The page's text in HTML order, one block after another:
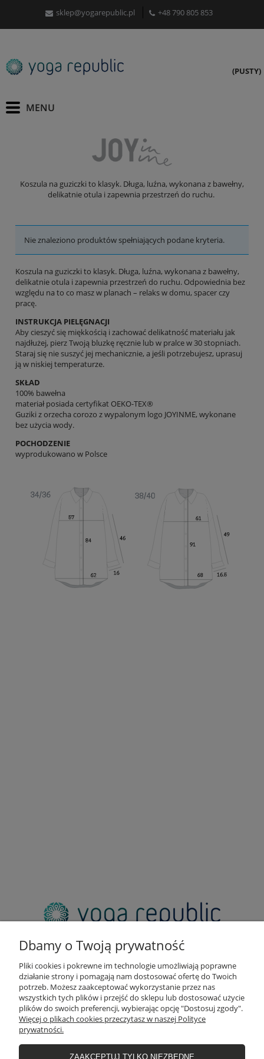
sklep@yogarepublic.pl +48 790 805 853
(PUSTY)
Koszula na guziczki to klasyk. Długa, luźna, wykonana z bawełny,
delikatnie otula i zapewnia przestrzeń do ruchu.
Nie znaleziono produktów spełniających podane kryteria.
Koszula na guziczki to klasyk. Długa, luźna, wykonana z bawełny,
delikatnie otula i zapewnia przestrzeń do ruchu. Odpowiednia bez
względu na to co masz w planach – relaks w domu, spacer czy
pracę.
INSTRUKCJA PIELĘGNACJI
Aby cieszyć się miękkością i zachować delikatność materiału jak
najdłużej, pierz Twoją bluzkę ręcznie lub w pralce w 30 stopniach.
Staraj się nie suszyć jej mechanicznie, a jeśli potrzebujesz, uprasuj
ją w niskiej temperaturze.
SKŁAD
100% bawełna
materiał posiada certyfikat OEKO-TEX®
Guziki z orzecha corozo z wypalonym logo JOYINME, wykonane
bez użycia wody.
POCHODZENIE
wyprodukowano w Polsce
email:
sklep@yogarepublic.pl
telefon:
+48 790 805 853
INFO
Dbamy o Twoją prywatność
Pliki cookies i pokrewne im technologie umożliwiają poprawne
działanie strony i pomagają nam dostosować ofertę do Twoich
potrzeb. Możesz zaakceptować wykorzystanie przez nas
wszystkich tych plików i przejść do sklepu lub dostosować użycie
plików do swoich preferencji, wybierając opcję "Dostosuj zgody".
Więcej o plikach cookies przeczytasz w naszej Polityce
prywatności.
ZAAKCEPTUJ TYLKO NIEZBĘDNE